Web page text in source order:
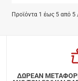
Προϊόντα 1 έως 5 από 5
ΔΩΡΕΑΝ